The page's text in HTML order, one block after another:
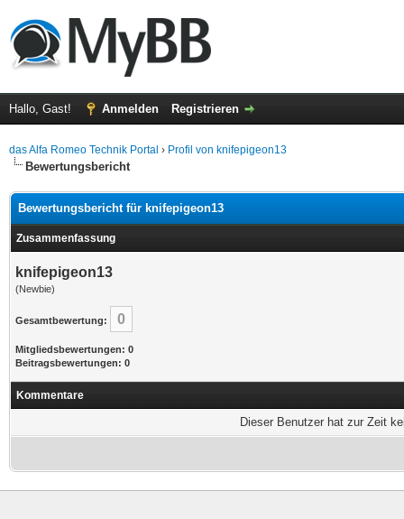
Hallo, Gast! Anmelden Registrieren
das Alfa Romeo Technik Portal › Profil von knifepigeon13
Bewertungsbericht
Bewertungsbericht für knifepigeon13
Zusammenfassung
knifepigeon13
(Newbie)
Gesamtbewertung: 0
Mitgliedsbewertungen: 0
Beitragsbewertungen: 0
Kommentare
Dieser Benutzer hat zur Zeit